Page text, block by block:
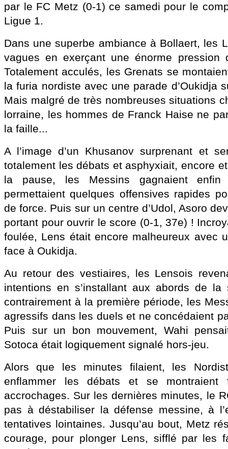
par le FC Metz (0-1) ce samedi pour le
Ligue 1.
Dans une superbe ambiance à Bollaert, les
vagues en exerçant une énorme pression
Totalement acculés, les Grenats se
la furia nordiste avec une parade d’Oukidja
Mais malgré de très nombreuses situations
lorraine, les hommes de Franck Haise ne
la faille...
A l’image d’un Khusanov surprenant et
totalement les débats et asphyxiait, encore
la pause, les Messins gagnaient
permettaient quelques offensives rapides
de force. Puis sur un centre d’Udol, Asoro
portant pour ouvrir le score (0-1, 37e) !
foulée, Lens était encore malheureux avec
face à Oukidja.
Au retour des vestiaires, les Lensois
intentions en s’installant aux abords de la
contrairement à la première période, les
agressifs dans les duels et ne concédaient
Puis sur un bon mouvement, Wahi
Sotoca était logiquement signalé hors-jeu.
Alors que les minutes filaient, les
enflammer les débats et se montraient
accrochages. Sur les dernières minutes, le
pas à déstabiliser la défense messine, à
tentatives lointaines. Jusqu’au bout, Metz
courage, pour plonger Lens, sifflé par les